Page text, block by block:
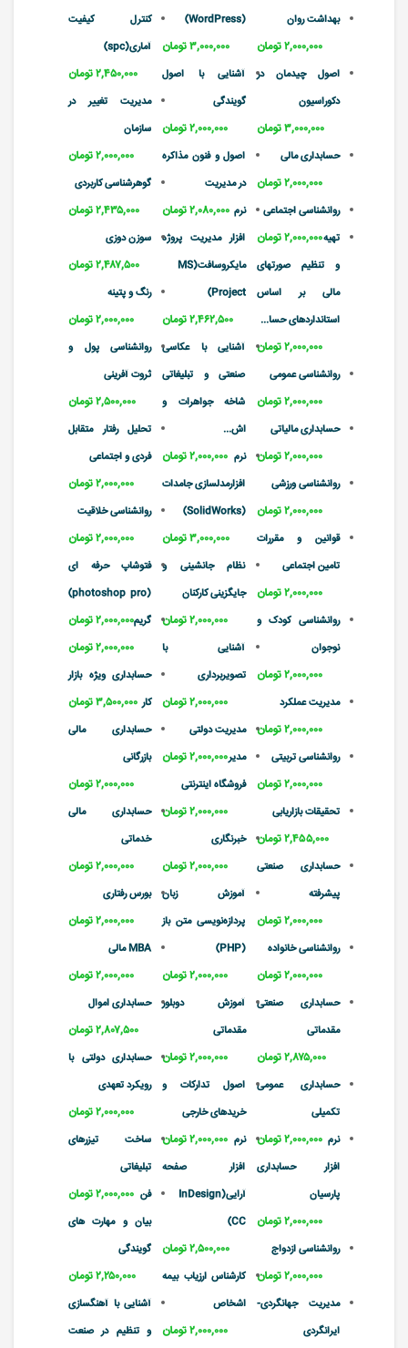
بهداشت روان
۲,۰۰۰,۰۰۰ تومان
اصول چیدمان در
دکوراسیون
۳,۰۰۰,۰۰۰ تومان
حسابداری مالی
۲,۰۰۰,۰۰۰ تومان
روانشناسی اجتماعی
۲,۰۰۰,۰۰۰ تومانتهیه
و تنظیم صورتهای
مالی بر اساس
استانداردهای حسا...
۲,۰۰۰,۰۰۰ تومان
روانشناسی عمومی
۲,۰۰۰,۰۰۰ تومان
حسابداری مالیاتی
۲,۰۰۰,۰۰۰ تومان
روانشناسی ورزشی
۲,۰۰۰,۰۰۰ تومان
قوانین و مقررات
تامین اجتماعی
۲,۰۰۰,۰۰۰ تومان
روانشناسی کودک و
نوجوان
۲,۰۰۰,۰۰۰ تومان
مدیریت عملکرد
۲,۰۰۰,۰۰۰ تومان
روانشناسی تربیتی
۲,۰۰۰,۰۰۰ تومان
تحقیقات بازاریابی
۲,۴۵۵,۰۰۰ تومان
حسابداری صنعتی
پیشرفته
۲,۰۰۰,۰۰۰ تومان
روانشناسی خانواده
۲,۰۰۰,۰۰۰ تومان
حسابداری صنعتی
مقدماتی
۲,۸۷۵,۰۰۰ تومان
حسابداری عمومی
تکمیلی
۲,۰۰۰,۰۰۰ تومان نرم
افزار حسابداری
پارسیان
۲,۰۰۰,۰۰۰ تومان
روانشناسی ازدواج
۲,۰۰۰,۰۰۰ تومان
مدیریت جهانگردی-
ایرانگردی
(WordPress)
۳,۰۰۰,۰۰۰ تومان
آشنایی با اصول
گویندگی
۲,۰۰۰,۰۰۰ تومان
اصول و فنون مذاکره
در مدیریت
۲,۰۸۰,۰۰۰ تومان نرم
افزار مدیریت پروژه
مایکروسافت(MS
Project)
۲,۴۶۲,۵۰۰ تومان
آشنایی با عکاسی
صنعتی و تبلیغاتی
شاخه جواهرات و
اش...
۲,۰۰۰,۰۰۰ تومان نرم
افزارمدلسازی جامدات
(SolidWorks)
۳,۰۰۰,۰۰۰ تومان
نظام جانشینی و
جایگزینی کارکنان
۲,۰۰۰,۰۰۰ تومان
آشنایی با
تصویربرداری
۲,۰۰۰,۰۰۰ تومان
مدیریت دولتی
۲,۰۰۰,۰۰۰ تومانمدیر
فروشگاه اینترنتی
۲,۰۰۰,۰۰۰ تومان
خبرنگاری
۲,۰۰۰,۰۰۰ تومان
آموزش زبان
پردازه‌نویسی متن باز
(PHP)
۲,۰۰۰,۰۰۰ تومان
آموزش دوبلور
مقدماتی
۲,۰۰۰,۰۰۰ تومان
اصول تدارکات و
خریدهای خارجی
۲,۰۰۰,۰۰۰ تومان نرم
افزار صفحه
آرایی(InDesign
CC)
۲,۵۰۰,۰۰۰ تومان
کارشناس ارزیاب بیمه
اشخاص
۲,۰۰۰,۰۰۰ تومان
کنترل کیفیت
آماری(spc)
۲,۴۵۰,۰۰۰ تومان
مدیریت تغییر در
سازمان
۲,۰۰۰,۰۰۰ تومان
گوهرشناسی کاربردی
۲,۴۳۵,۰۰۰ تومان
سوزن دوزی
۲,۴۸۷,۵۰۰ تومان
رنگ و پتینه
۲,۰۰۰,۰۰۰ تومان
روانشناسی پول و
ثروت آفرینی
۲,۵۰۰,۰۰۰ تومان
تحلیل رفتار متقابل
فردی و اجتماعی
۲,۰۰۰,۰۰۰ تومان
روانشناسی خلاقیت
۲,۰۰۰,۰۰۰ تومان
فتوشاپ حرفه ای
(photoshop pro)
۲,۰۰۰,۰۰۰ تومانگریم
۲,۰۰۰,۰۰۰ تومان
حسابداری ویژه بازار
کار ۳,۵۰۰,۰۰۰ تومان
حسابداری مالی
بازرگانی
۲,۰۰۰,۰۰۰ تومان
حسابداری مالی
خدماتی
۲,۰۰۰,۰۰۰ تومان
بورس رفتاری
۲,۰۰۰,۰۰۰ تومان
MBA مالی
۲,۰۰۰,۰۰۰ تومان
حسابداری اموال
۲,۸۰۷,۵۰۰ تومان
حسابداری دولتی با
رویکرد تعهدی
۲,۰۰۰,۰۰۰ تومان
ساخت تیزرهای
تبلیغاتی
۲,۰۰۰,۰۰۰ تومان فن
بیان و مهارت های
گویندگی
۲,۲۵۰,۰۰۰ تومان
آشنایی با آهنگسازی
و تنظیم در صنعت